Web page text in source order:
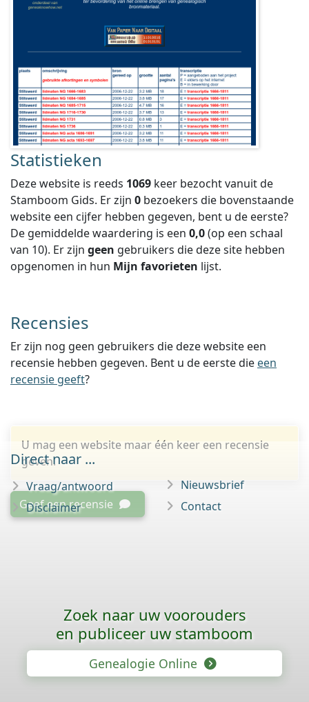
Statistieken
Deze website is reeds 1069 keer bezocht vanuit de
Stamboom Gids. Er zijn 0 bezoekers die bovenstaande
website een cijfer hebben gegeven, bent u de eerste?
De gemiddelde waardering is een 0,0(op een schaal
van 10). Er zijn geen gebruikers die deze site hebben
opgenomen in hun Mijn favorieten lijst.
Recensies
Er zijn nog geen gebruikers die deze website een
recensie hebben gegeven. Bent u de eerste die een
recensie geeft?
U mag een website maar één keer een recensie
geven.
Geef een recensie
Direct naar ...
Vraag/antwoord
Disclaimer
Nieuwsbrief
Contact
Zoek naar uw voorouders
en publiceer uw stamboom
Genealogie Online